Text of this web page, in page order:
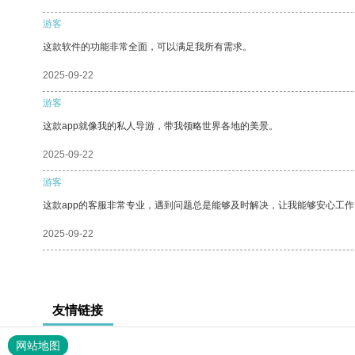
游客
这款软件的功能非常全面，可以满足我所有需求。
2025-09-22
游客
这款app就像我的私人导游，带我领略世界各地的美景。
2025-09-22
游客
这款app的客服非常专业，遇到问题总是能够及时解决，让我能够安心工
2025-09-22
友情链接
网站地图